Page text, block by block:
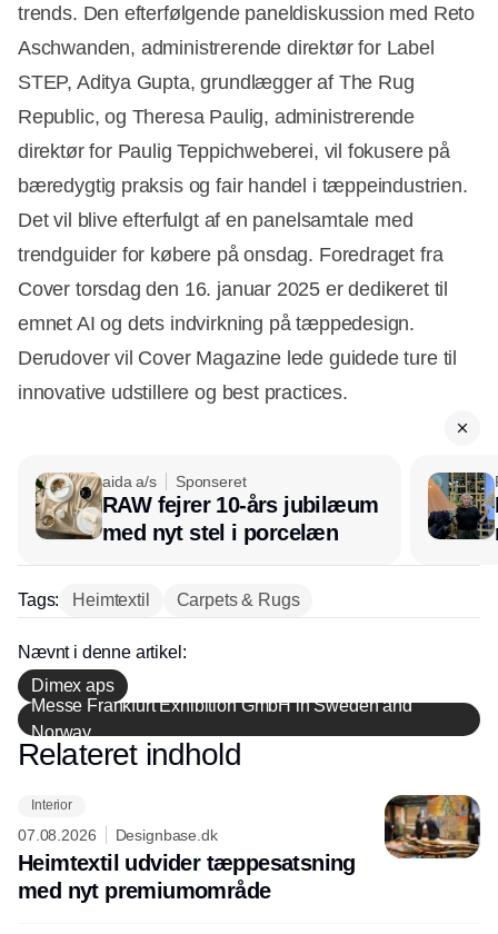
trends. Den efterfølgende paneldiskussion med Reto
Aschwanden, administrerende direktør for Label
STEP, Aditya Gupta, grundlægger af The Rug
Republic, og Theresa Paulig, administrerende
direktør for Paulig Teppichweberei, vil fokusere på
bæredygtig praksis og fair handel i tæppeindustrien.
Det vil blive efterfulgt af en panelsamtale med
trendguider for købere på onsdag. Foredraget fra
Cover torsdag den 16. januar 2025 er dedikeret til
emnet AI og dets indvirkning på tæppedesign.
Derudover vil Cover Magazine lede guidede ture til
innovative udstillere og best practices.
aida a/s Sponseret
RAW fejrer 10-års jubilæum
med nyt stel i porcelæn
Tags: Heimtextil Carpets & Rugs
Nævnt i denne artikel:
Dimex aps
Messe Frankfurt Exhibition GmbH in Sweden and
Norway
Annonce
Relateret indhold
Interior
07.08.2026 Designbase.dk
Heimtextil udvider tæppesatsning
med nyt premiumområde